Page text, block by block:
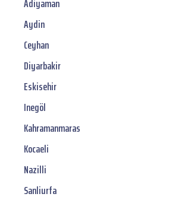
Adiyaman
Aydin
Ceyhan
Diyarbakir
Eskisehir
Inegöl
Kahramanmaras
Kocaeli
Nazilli
Sanliurfa